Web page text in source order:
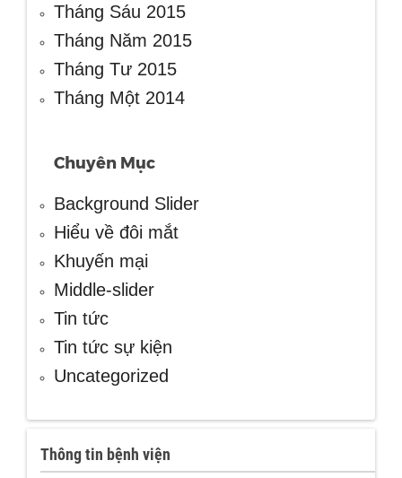
Tháng Sáu 2015
Tháng Năm 2015
Tháng Tư 2015
Tháng Một 2014
Chuyên Mục
Background Slider
Hiểu về đôi mắt
Khuyến mại
Middle-slider
Tin tức
Tin tức sự kiện
Uncategorized
Thông tin bệnh viện